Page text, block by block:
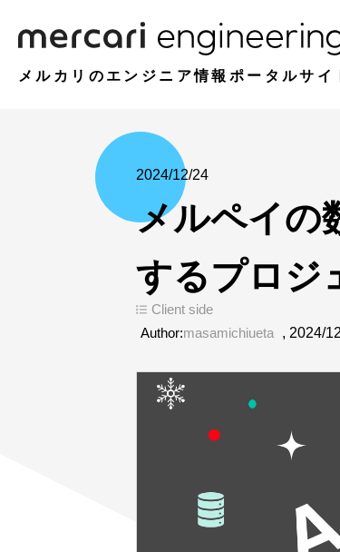
メルカリのエンジニア情報ポータルサイ
2024/12/24
メルペイの
するプロジ
Client side
Author:masamichiueta , 2024/